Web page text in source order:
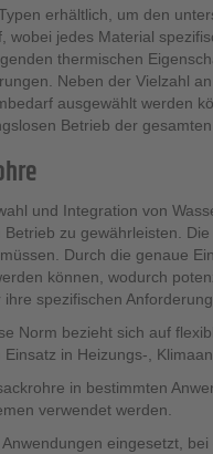
erhältlich, um den
jedes Material
thermischen
Neben der Vielzahl
ausgewählt werden
Betrieb der gesamten
und Integration von
zu gewährleisten.
Durch die genaue
können, wodurch
spezifischen
Norm bezieht sich auf
in Heizungs-,
in bestimmten
verwendet werden.
eingesetzt,